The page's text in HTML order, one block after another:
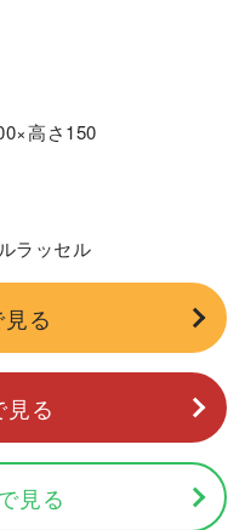
高さ150
ラッセル
る
る
見る